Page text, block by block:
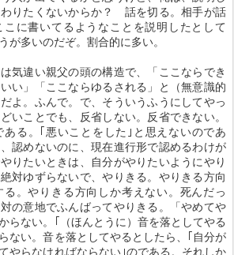
りたくないからか？ 話を切る。相手が話
に書いてるようなことを説明したとして
が多いのだぞ。割合的に多い。
気違い親父の頭の構造で、「ここならでき
い」「ここならゆるされる」と（無意識的
よ。ふんで。で、そういうふうにしてやっ
いことでも、反省しない。反省できない。
ある。｢悪いことをした｣と思えないのであ
認めないのに、現在進行形で認めるわけが
りたいときは、自分がやりたいようにやり
対ゆずらないで、やりきる。やりきる方向
。やりきる方向しか考えない。死んだっ
の意地でふんばってやりきる。「やめてや
らない。｢（ほんとうに）音を落としてやる
ない。音を落としてやるとしたら、｢自分が
やらなければならない｣のである。それしか